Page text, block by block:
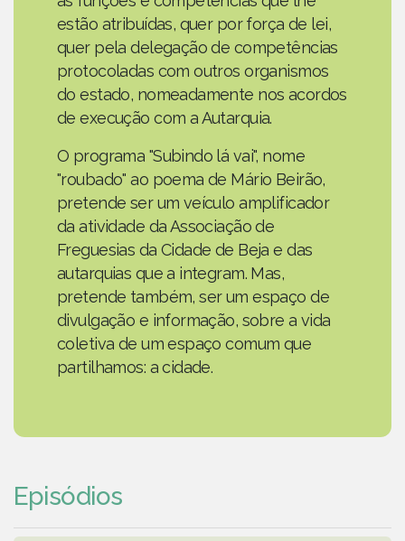
estão atribuídas, quer por força de lei,
quer pela delegação de competências
protocoladas com outros organismos
do estado, nomeadamente nos acordos
de execução com a Autarquia.
O programa "Subindo lá vai", nome
"roubado" ao poema de Mário Beirão,
pretende ser um veículo amplificador
da atividade da Associação de
Freguesias da Cidade de Beja e das
autarquias que a integram. Mas,
pretende também, ser um espaço de
divulgação e informação, sobre a vida
coletiva de um espaço comum que
partilhamos: a cidade.
Episódios